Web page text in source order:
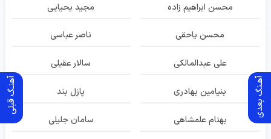
آهنـگ قبلی آهـنگ بعدی
محسن ابراهیم زاده مجید یحیایی
محسن یاحقی ناصر عباسی
علی عبدالمالکی سالار عقیلی
بنیامین بهادری پازل بند
بهنام علمشاهی سامان جلیلی